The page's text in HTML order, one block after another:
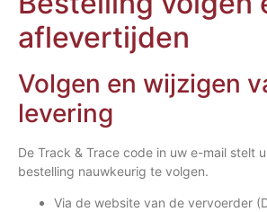
aflevertijden
Volgen en wijzigen
levering
De Track & Trace code in uw e-mail stelt
bestelling nauwkeurig te volgen.
Via de website van de vervoerder